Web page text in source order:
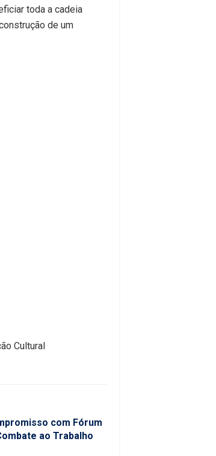
toda a cadeia
de um
Cultural
com Fórum
ao Trabalho